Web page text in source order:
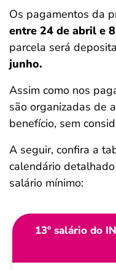
Os pagamentos da
entre 24 de abril e
parcela será
junho.
Assim como nos
são organizadas de
benefício, sem
A seguir, confira a
calendário
salário mínimo:
13º salário do